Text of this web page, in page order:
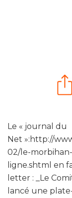
Le « journal du
Net »:http://
02/le-
ligne.shtml en
letter : _Le
lancé une